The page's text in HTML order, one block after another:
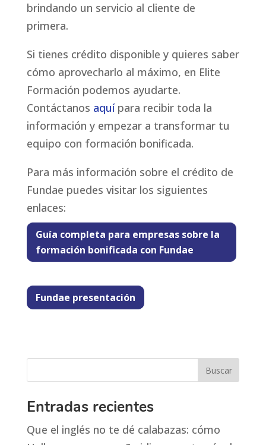
brindando un servicio al cliente de
primera.
Si tienes crédito disponible y quieres saber
cómo aprovecharlo al máximo, en Elite
Formación podemos ayudarte.
Contáctanos aquípara recibir toda la
información y empezar a transformar tu
equipo con formación bonificada.
Para más información sobre el crédito de
Fundae puedes visitar los siguientes
enlaces:
Guía completa para empresas sobre la
formación bonificada con Fundae
Fundae presentación
Entradas recientes
Que el inglés no te dé calabazas: cómo